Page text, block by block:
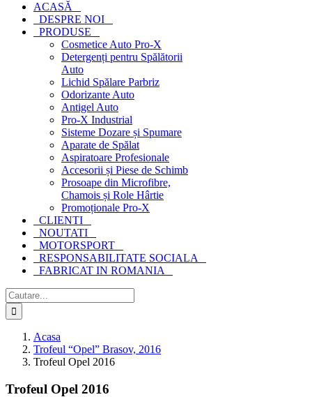
ACASĂ
DESPRE NOI
PRODUSE
Cosmetice Auto Pro-X
Detergenți pentru Spălătorii
Auto
Lichid Spălare Parbriz
Odorizante Auto
Antigel Auto
Pro-X Industrial
Sisteme Dozare și Spumare
Aparate de Spălat
Aspiratoare Profesionale
Accesorii și Piese de Schimb
Prosoape din Microfibre,
Chamois și Role Hârtie
Promoționale Pro-X
CLIENTI
NOUTATI
MOTORSPORT
RESPONSABILITATE SOCIALA
FABRICAT IN ROMANIA
Cautare...
Acasa
Trofeul “Opel” Brasov, 2016
Trofeul Opel 2016
Trofeul Opel 2016